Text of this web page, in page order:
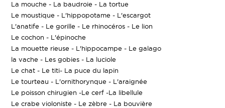
La mouche - La baudroie - La tortue
Le moustique - L'hippopotame - L'escargot
L'anatife - Le gorille - Le rhinocéros - Le lion
Le cochon - L'épinoche
La mouette rieuse - L'hippocampe - Le galago
la vache - Les gobies - La luciole
Le chat - Le titi- La puce du lapin
Le tourteau - L'ornithorynque - L'araignée
Le poisson chirugien -Le cerf -La libellule
Le crabe violoniste - Le zèbre - La bouvière